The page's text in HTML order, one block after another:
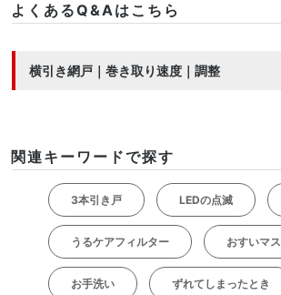
よくあるQ&Aはこちら
横引き網戸｜巻き取り速度｜調整
関連キーワードで探す
3本引き戸 LEDの点滅
うるケアフィルター おすいマス
お手洗い ずれてしまったとき